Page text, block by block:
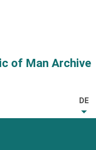
of Man Archive
DE